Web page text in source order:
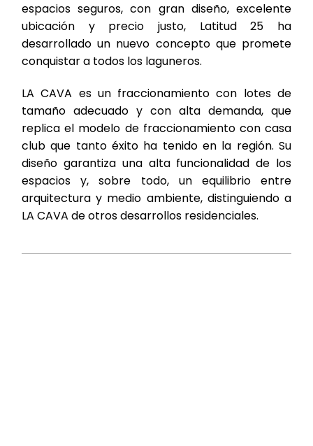
espacios seguros, con gran diseño, excelente
ubicación y precio justo, Latitud 25 ha
desarrollado un nuevo concepto que promete
conquistar a todos los laguneros.
LA CAVA es un fraccionamiento con lotes de
tamaño adecuado y con alta demanda, que
replica el modelo de fraccionamiento con casa
club que tanto éxito ha tenido en la región. Su
diseño garantiza una alta funcionalidad de los
espacios y, sobre todo, un equilibrio entre
arquitectura y medio ambiente, distinguiendo a
LA CAVA de otros desarrollos residenciales.